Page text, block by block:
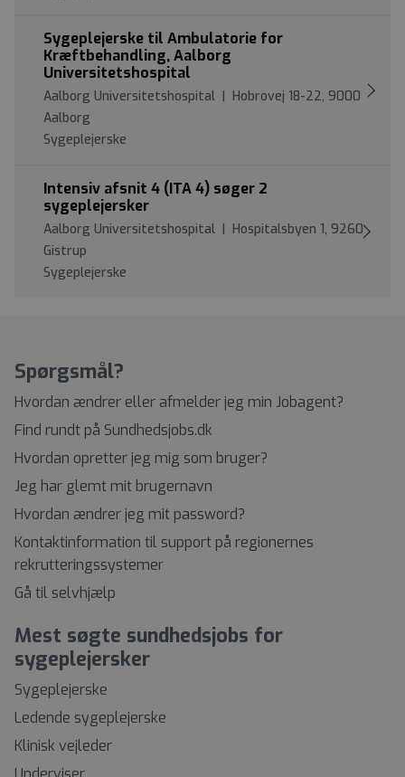
Sygeplejerske til Ambulatorie for
Kræftbehandling, Aalborg
Universitetshospital
Aalborg Universitetshospital | Hobrovej 18-22, 9000
Aalborg
Sygeplejerske
Intensiv afsnit 4 (ITA 4) søger 2
sygeplejersker
Aalborg Universitetshospital | Hospitalsbyen 1, 9260
Gistrup
Sygeplejerske
Spørgsmål?
Hvordan ændrer eller afmelder jeg min Jobagent?
Find rundt på Sundhedsjobs.dk
Hvordan opretter jeg mig som bruger?
Jeg har glemt mit brugernavn
Hvordan ændrer jeg mit password?
Kontaktinformation til support på regionernes
rekrutteringssystemer
Gå til selvhjælp
Mest søgte sundhedsjobs for
sygeplejersker
Sygeplejerske
Ledende sygeplejerske
Klinisk vejleder